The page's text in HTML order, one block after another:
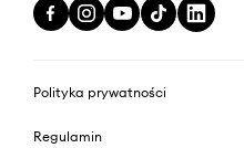
Polityka prywatności
Regulamin